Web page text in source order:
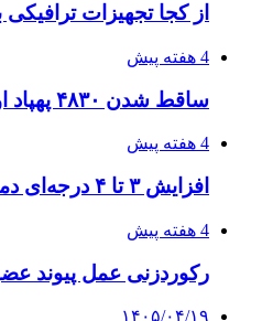
از کجا تجهیزات
4 هفته پیش
ساقط شدن ۴۸۳۰ پهپاد اوکراینی با آتش پدافند روسیه
4 هفته پیش
افزایش ۳ تا ۴ درجه‌ای دما در ایلام تا اواخر هفته
4 هفته پیش
رکوردزنی عمل پیوند
۱۴۰۵/۰۴/۱۹